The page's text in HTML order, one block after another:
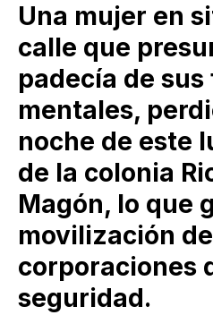
Una mujer en
calle que
padecía de
mentales,
noche de este
de la colonia
Magón, lo que
movilización de
corporaciones
seguridad.